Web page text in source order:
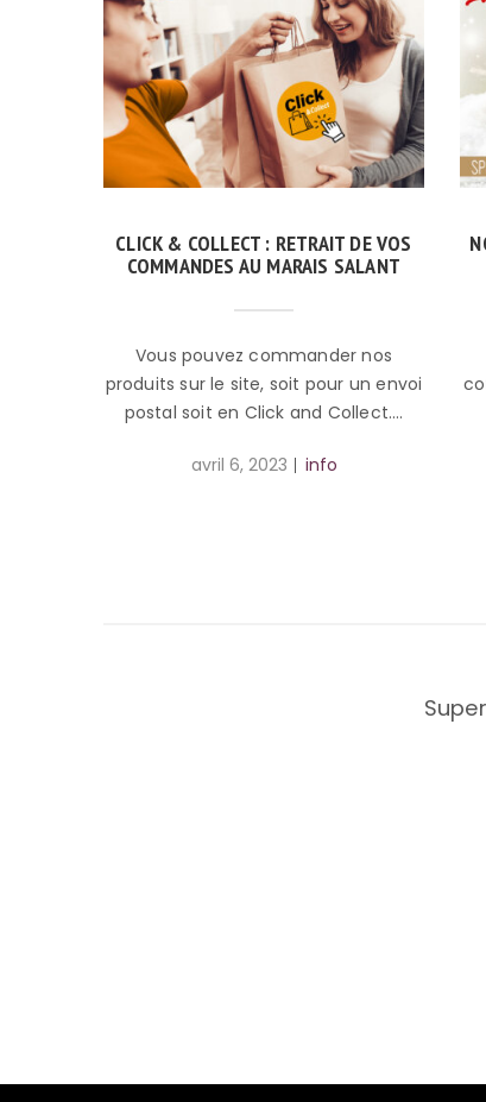
CLICK & COLLECT : RETRAIT DE VOS
COMMANDES AU MARAIS SALANT
Vous pouvez commander nos
produits sur le site, soit pour un envoi
postal soit en Click and Collect.…
avril 6, 2023 info